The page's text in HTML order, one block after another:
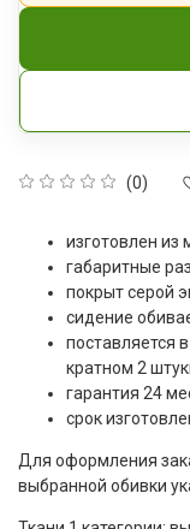
(0)
изготовлен из
габаритные
покрыт серой
сидение
поставляется
кратном 2
гарантия 24
срок
Для оформления
выбранной обивки